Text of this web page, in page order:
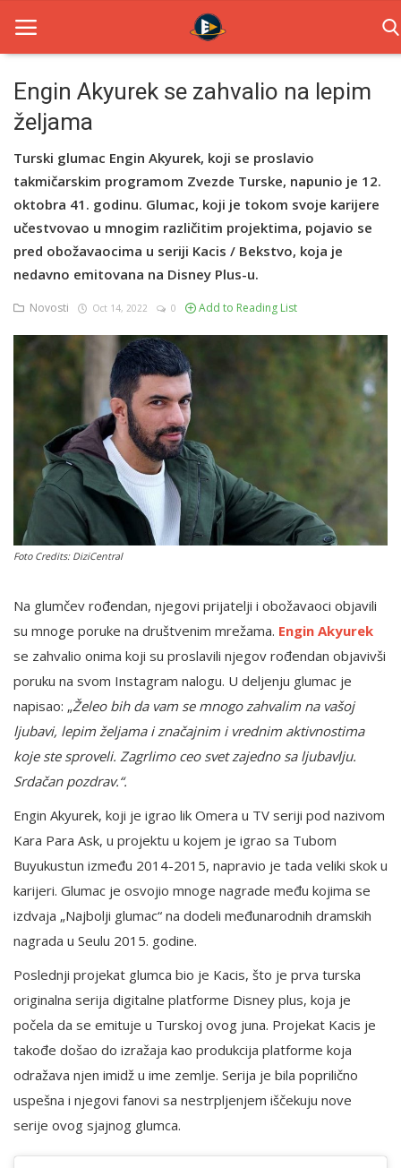
Home
Novosti
TV Serije
Filmovi
Glumci
Login
Register
English
Engin Akyurek se zahvalio na lepim
željama
Turski glumac Engin Akyurek, koji se proslavio
takmičarskim programom Zvezde Turske, napunio je 12.
oktobra 41. godinu. Glumac, koji je tokom svoje karijere
učestvovao u mnogim različitim projektima, pojavio se
pred obožavaocima u seriji Kacis / Bekstvo, koja je
nedavno emitovana na Disney Plus-u.
Novosti Oct 14, 2022 0 Add to Reading List
Foto Credits: DiziCentral
Na glumčev rođendan, njegovi prijatelji i obožavaoci objavili
su mnoge poruke na društvenim mrežama. Engin Akyurek
se zahvalio onima koji su proslavili njegov rođendan objavivši
poruku na svom Instagram nalogu. U deljenju glumac je
napisao: „Želeo bih da vam se mnogo zahvalim na vašoj
ljubavi, lepim željama i značajnim i vrednim aktivnostima
koje ste sproveli. Zagrlimo ceo svet zajedno sa ljubavlju.
Srdačan pozdrav.“.
Engin Akyurek, koji je igrao lik Omera u TV seriji pod nazivom
Kara Para Ask, u projektu u kojem je igrao sa Tubom
Buyukustun između 2014-2015, napravio je tada veliki skok u
karijeri. Glumac je osvojio mnoge nagrade među kojima se
izdvaja „Najbolji glumac“ na dodeli međunarodnih dramskih
nagrada u Seulu 2015. godine.
Poslednji projekat glumca bio je Kacis, što je prva turska
originalna serija digitalne platforme Disney plus, koja je
počela da se emituje u Turskoj ovog juna. Projekat Kacis je
takođe došao do izražaja kao produkcija platforme koja
odražava njen imidž u ime zemlje. Serija je bila poprilično
uspešna i njegovi fanovi sa nestrpljenjem iščekuju nove
serije ovog sjajnog glumca.